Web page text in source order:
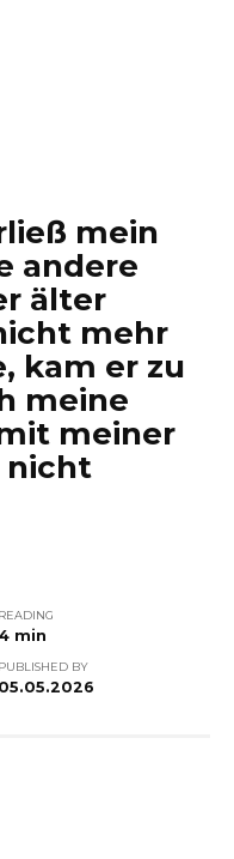
mein
andere
älter
mehr
kam er zu
meine
meiner
nicht
READING
4 min
PUBLISHED BY
05.05.2026